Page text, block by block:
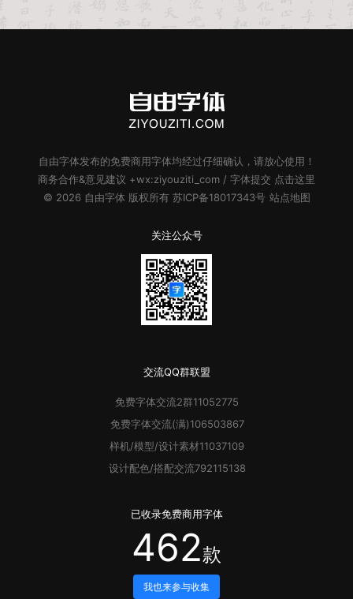
自由字体发布的免费商用字体均经过仔细确认，请放心使用！
商务合作&意见建议 +wx:ziyouziti_com / 字体提交 点击这里
© 2026 自由字体 版权所有 苏ICP备18017343号 站点地图
关注公众号
交流QQ群联盟
免费字体交流2群11052775
免费字体交流(满)106503867
样机/模型/设计素材11037109
设计配色/搭配交流792115138
已收录免费商用字体
462款
我也来参与收集